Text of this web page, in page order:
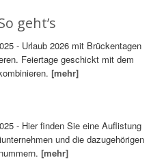
geht’s
- Urlaub 2026 mit Brückentagen
Feiertage geschickt mit dem
[mehr]
- Hier finden Sie eine Auflistung
und die dazugehörigen
[mehr]